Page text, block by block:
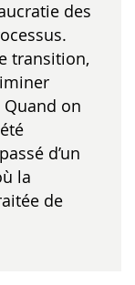
des
transition,
on
d’un
la
de